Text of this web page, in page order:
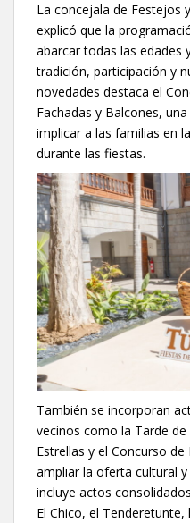
La concejala de Festejos
explicó que la
abarcar todas las edades
tradición, participación y
novedades destaca el
Fachadas y Balcones,
implicar a las familias en
durante las fiestas.
También se incorporan
vecinos como la Tarde
Estrellas y el Concurso
ampliar la oferta cultural
incluye actos
El Chico, el